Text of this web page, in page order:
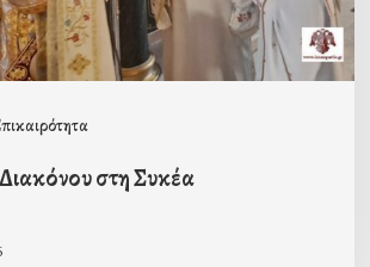
στη Συκέα